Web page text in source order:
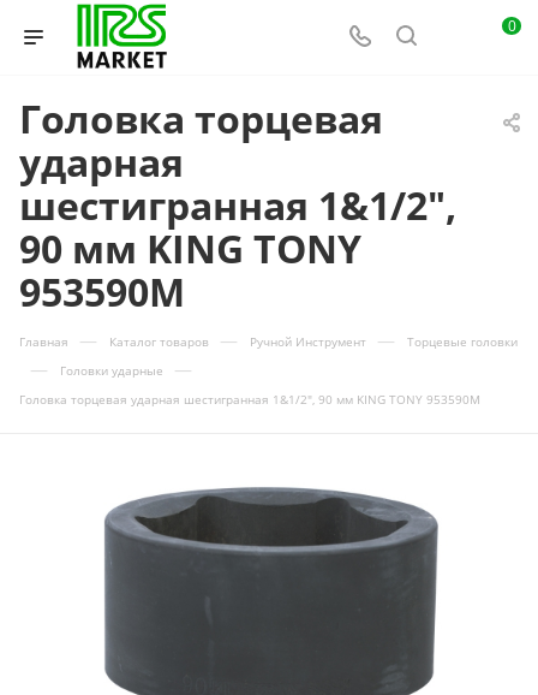
0
Головка торцевая
ударная
шестигранная 1&1/2",
90 мм KING TONY
953590M
Главная — Каталог товаров — Ручной Инструмент — Торцевые головки
— Головки ударные —
Головка торцевая ударная шестигранная 1&1/2", 90 мм KING TONY 953590M